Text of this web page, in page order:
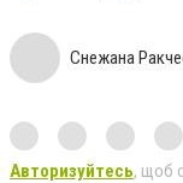
Снежана
Авторизуйтесь, щоб